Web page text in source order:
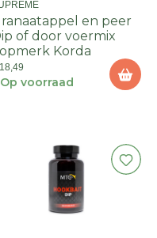
en peer
of door voermix
Korda
Op voorraad